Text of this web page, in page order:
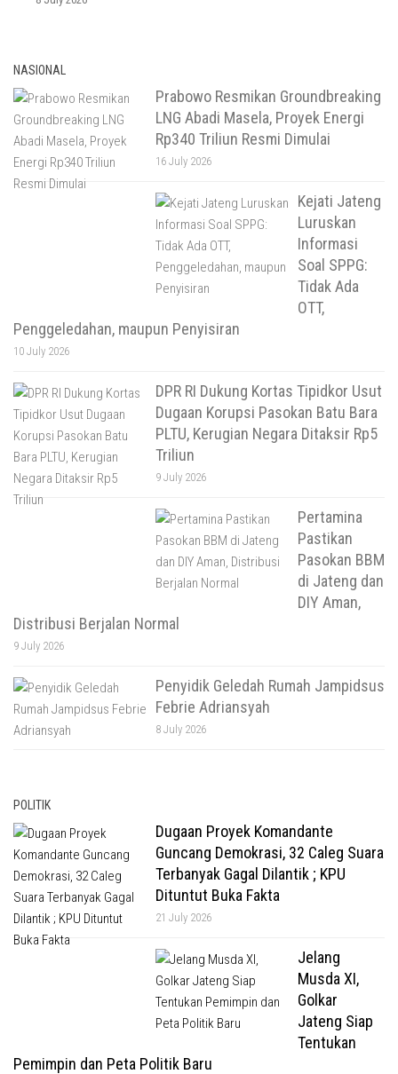
NASIONAL
Prabowo Resmikan Groundbreaking
LNG Abadi Masela, Proyek Energi
Rp340 Triliun Resmi Dimulai
16 July 2026
Kejati Jateng
Luruskan
Informasi
Soal SPPG:
Tidak Ada
OTT,
Penggeledahan, maupun Penyisiran
10 July 2026
DPR RI Dukung Kortas Tipidkor Usut
Dugaan Korupsi Pasokan Batu Bara
PLTU, Kerugian Negara Ditaksir Rp5
Triliun
9 July 2026
Pertamina
Pastikan
Pasokan BBM
di Jateng dan
DIY Aman,
Distribusi Berjalan Normal
9 July 2026
Penyidik Geledah Rumah Jampidsus
Febrie Adriansyah
8 July 2026
POLITIK
Dugaan Proyek Komandante
Guncang Demokrasi, 32 Caleg Suara
Terbanyak Gagal Dilantik ; KPU
Dituntut Buka Fakta
21 July 2026
Jelang
Musda XI,
Golkar
Jateng Siap
Tentukan
Pemimpin dan Peta Politik Baru